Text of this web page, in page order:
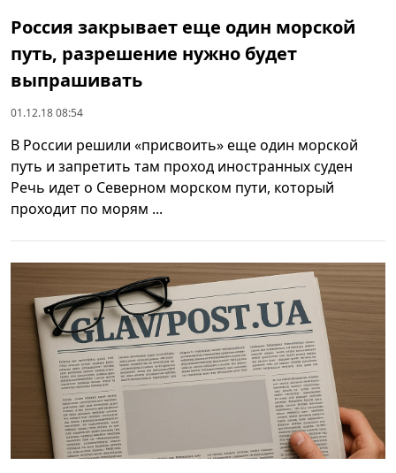
Россия закрывает еще один морской
путь, разрешение нужно будет
выпрашивать
01.12.18 08:54
В России решили «присвоить» еще один морской
путь и запретить там проход иностранных суден
Речь идет о Северном морском пути, который
проходит по морям ...